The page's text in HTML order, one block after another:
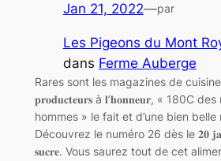
Jan 21, 2022—par
Les Pigeons du Mont
dans Ferme Auberge
Rares sont les magazines de
𝐩𝐫𝐨𝐝𝐮𝐜𝐭𝐞𝐮𝐫𝐬 à 𝐥’𝐡𝐨𝐧𝐧𝐞𝐮𝐫, « 180C
hommes » le fait et d’une bien belle
Découvrez le numéro 26 dès le 𝟐𝟎
𝐬𝐮𝐜𝐫𝐞. Vous saurez tout de cet